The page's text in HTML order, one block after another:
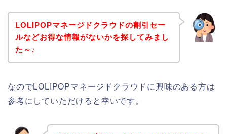
LOLIPOPマネージドクラウドの割引セー
ルなどお得な情報がないかを探してみまし
た～♪
なのでLOLIPOPマネージドクラウドに興味のある方は
参考にしていただけると幸いです。